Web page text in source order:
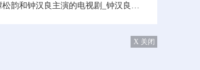
谭松韵和钟汉良主演的电视剧_钟汉良主演的电视剧-每日消息
X 关闭